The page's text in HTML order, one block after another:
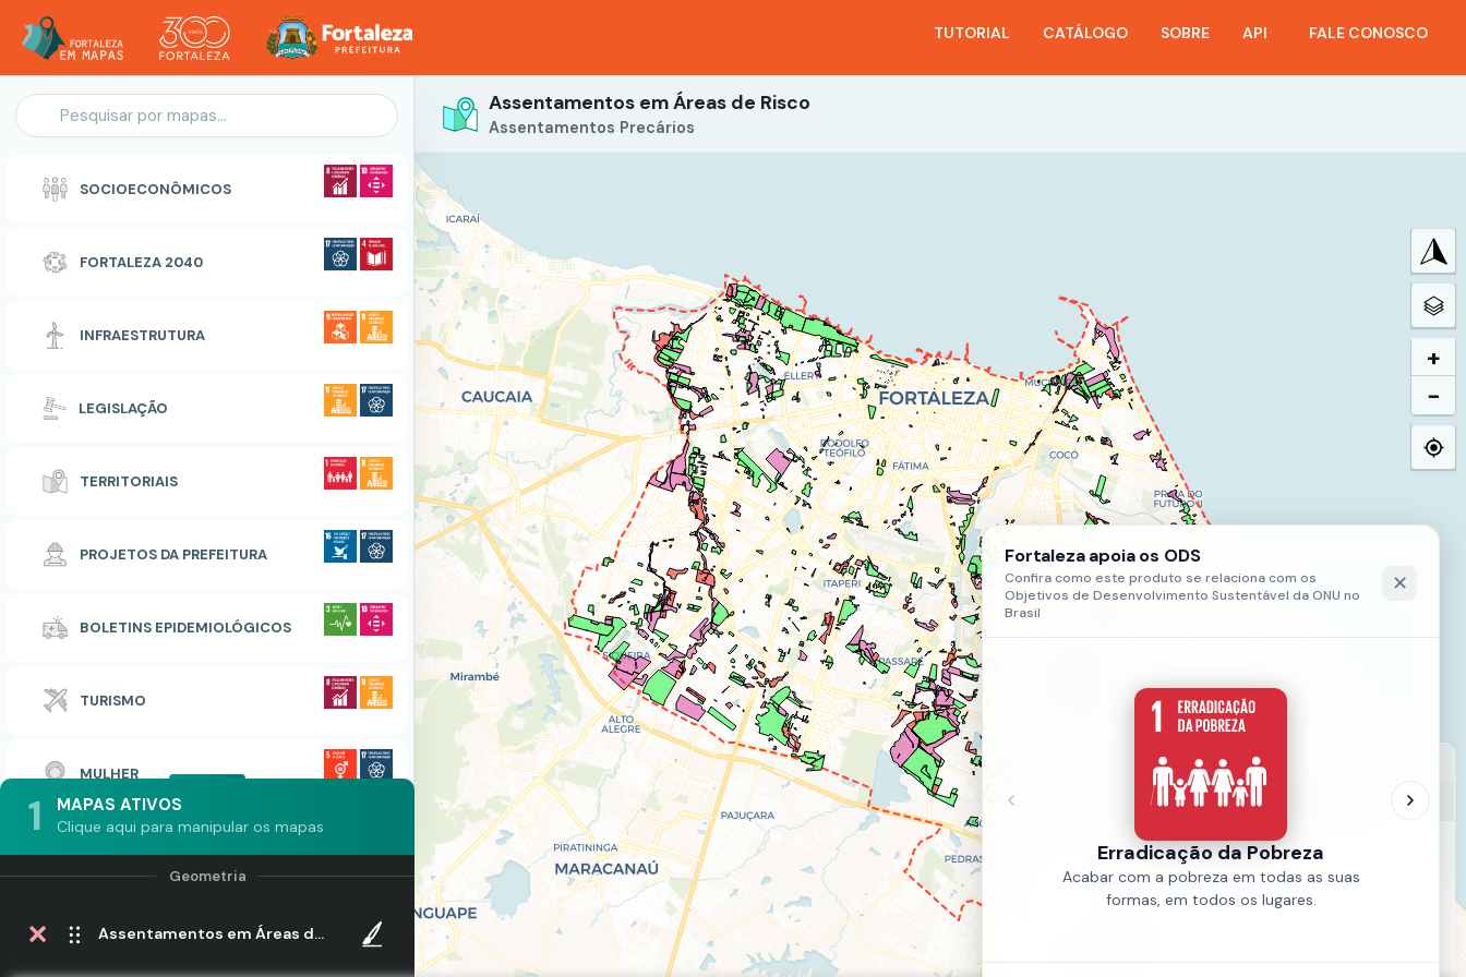
TUTORIAL CATÁLOGO SOBRE API FALE CONOSCO
SOCIOECONÔMICOS
FORTALEZA 2040
INFRAESTRUTURA
LEGISLAÇÃO
TERRITORIAIS
PROJETOS DA PREFEITURA
BOLETINS EPIDEMIOLÓGICOS
TURISMO
MULHER
1 MAPAS ATIVOS
Clique aqui para manipular os mapas
Assentamentos em Áreas de Risco
Personalização do Mapa
Zonas Especiais de Interesse Social
Assentamentos em Áreas de Risco
Assentamentos Precários
+
−
Assentamentos em Áreas de Risco
não
parcial
total